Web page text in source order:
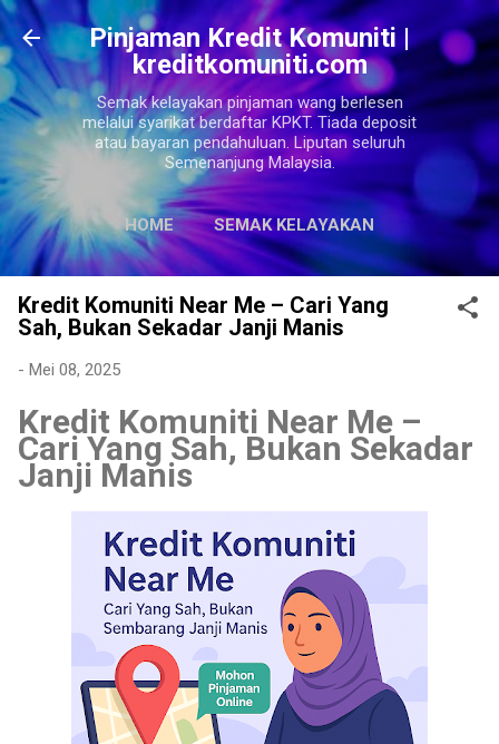
Langkau ke kandungan utama
Pinjaman Kredit Komuniti |
kreditkomuniti.com
Semak kelayakan pinjaman wang berlesen
melalui syarikat berdaftar KPKT. Tiada deposit
atau bayaran pendahuluan. Liputan seluruh
Semenanjung Malaysia.
HOME SEMAK KELAYAKAN
LAGI… SITEMAPS
Kredit Komuniti Near Me – Cari Yang
Sah, Bukan Sekadar Janji Manis
- Mei 08, 2025
Kredit Komuniti Near Me –
Cari Yang Sah, Bukan Sekadar
Janji Manis